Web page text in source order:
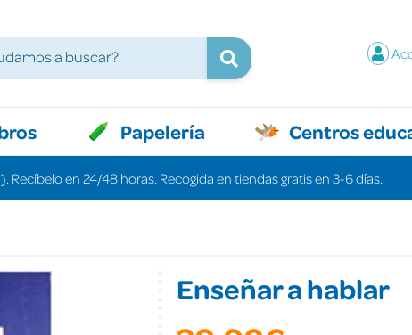
Papelería Centros
en 24/48 horas. Recogida en tiendas gratis en 3-6 días.
Enseñar a hablar